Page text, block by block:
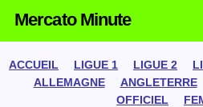
Mercato Minute
ACCUEIL LIGUE 1 LIGUE 2
ALLEMAGNE
ANGLETERRE
OFFICIEL